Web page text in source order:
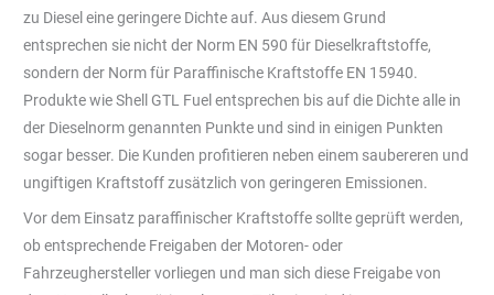
zu Diesel eine geringere Dichte auf. Aus diesem Grund
entsprechen sie nicht der Norm EN 590 für Dieselkraftstoffe,
sondern der Norm für Paraffinische Kraftstoffe EN 15940.
Produkte wie Shell GTL Fuel entsprechen bis auf die Dichte alle in
der Dieselnorm genannten Punkte und sind in einigen Punkten
sogar besser. Die Kunden profitieren neben einem saubereren und
ungiftigen Kraftstoff zusätzlich von geringeren Emissionen.
Vor dem Einsatz paraffinischer Kraftstoffe sollte geprüft werden,
ob entsprechende Freigaben der Motoren- oder
Fahrzeughersteller vorliegen und man sich diese Freigabe von